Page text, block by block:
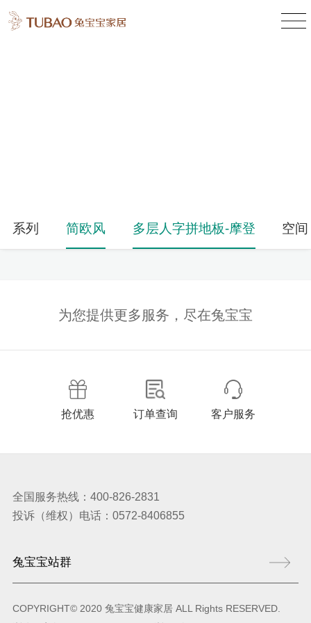
系列 简欧风 多层人字拼地板-摩登 空间
为您提供更多服务，尽在兔宝宝
抢优惠 订单查询 客户服务
全国服务热线：400-826-2831
投诉（维权）电话：0572-8406855
COPYRIGHT© 2020 兔宝宝健康家居 ALL Rights RESERVED.